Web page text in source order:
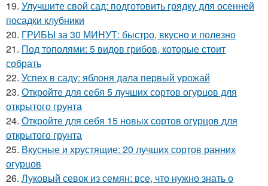
19. Улучшите свой сад: подготовить грядку для осенней
посадки клубники
20. ГРИБЫ за 30 МИНУТ: быстро, вкусно и полезно
21. Под тополями: 5 видов грибов, которые стоит
собрать
22. Успех в саду: яблоня дала первый урожай
23. Откройте для себя 5 лучших сортов огурцов для
открытого грунта
24. Откройте для себя 15 новых сортов огурцов для
открытого грунта
25. Вкусные и хрустящие: 20 лучших сортов ранних
огурцов
26. Луковый севок из семян: все, что нужно знать о